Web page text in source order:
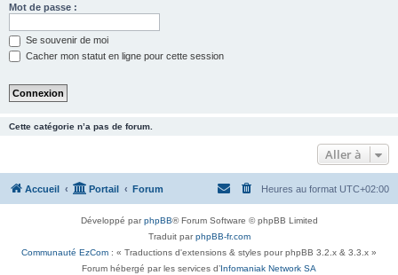
Mot de passe :
Se souvenir de moi
Cacher mon statut en ligne pour cette session
Cette catégorie n’a pas de forum.
Aller à
Accueil Portail Forum Heures au format UTC+02:00
Développé parphpBB® Forum Software © phpBB Limited
Traduit parphpBB-fr.com
Communauté EzCom : « Traductions d'extensions & styles pour phpBB 3.2.x & 3.3.x »
Forum hébergé par les services d’ Infomaniak Network SA